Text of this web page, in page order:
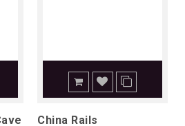
China Rails